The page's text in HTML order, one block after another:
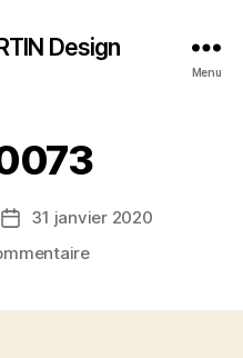
Design
Menu
Date31 janvier 2020
sur